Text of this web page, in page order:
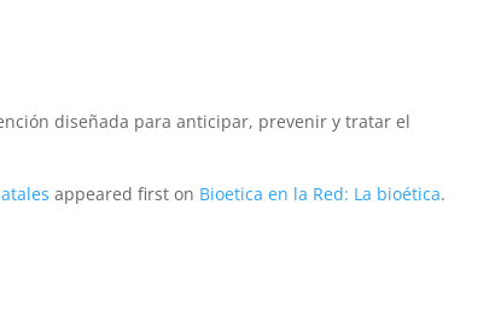
diseñada para anticipar, prevenir y tratar el
appeared first on Bioetica en la Red: La bioética.